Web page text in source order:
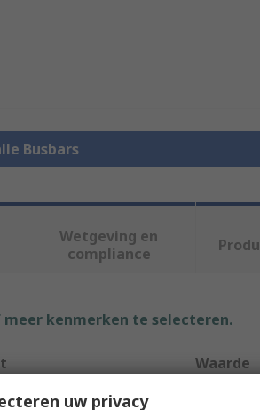
Busbars
Wetgeving en
compliance
kenmerken te selecteren.
Waarde
uw privacy